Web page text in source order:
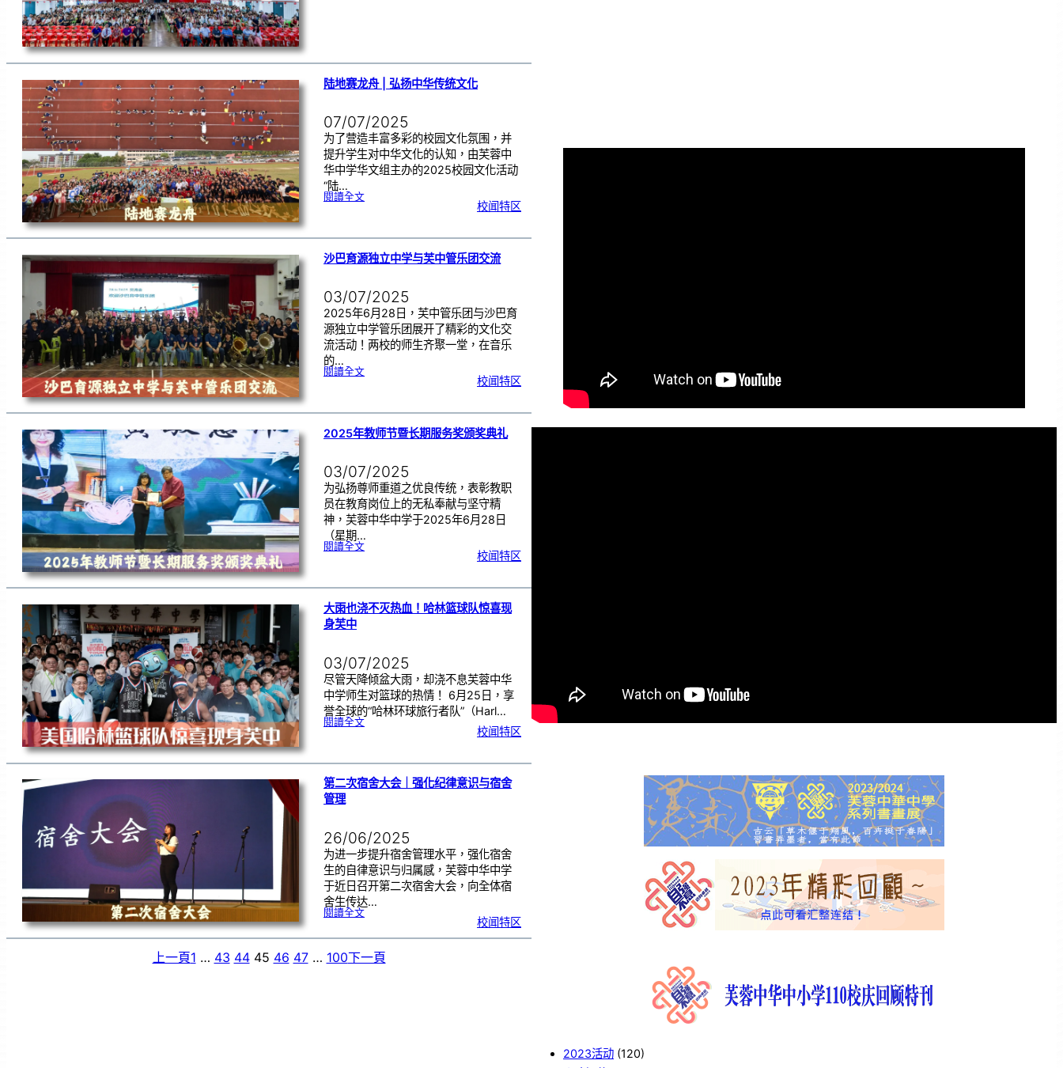
陆地赛龙舟 | 弘扬中华传统文化
07/07/2025
为了营造丰富多彩的校园文化氛围，并
提升学生对中华文化的认知，由芙蓉中
华中学华文组主办的2025校园文化活动
“陆…
閱讀全文:陆
弘
扬
华
传
统
文
校闻特区
沙巴育源独立中学与芙中管乐团交流
03/07/2025
2025年6月28日，芙中管乐团与沙巴育
源独立中学管乐团展开了精彩的文化交
流活动！两校的师生齐聚一堂，在音乐
的…
閱讀全文:沙
中
学
芙
中
管
乐
校闻特区
2025年教师节暨长期服务奖颁奖典礼
03/07/2025
为弘扬尊师重道之优良传统，表彰教职
员在教育岗位上的无私奉献与坚守精
神，芙蓉中华中学于2025年6月28日
（星期…
閱讀全文:2
师
节
长
期
服
务
校闻特区
大雨也浇不灭热血！哈林篮球队惊喜现
身芙中
03/07/2025
尽管天降倾盆大雨，却浇不息芙蓉中华
中学师生对篮球的热情！ 6月25日，享
誉全球的“哈林环球旅行者队”（Harl…
閱讀全文:大
血
哈
林
篮
球
中
校闻特区
第二次宿舍大会｜强化纪律意识与宿舍
管理
26/06/2025
为进一步提升宿舍管理水平，强化宿舍
生的自律意识与归属感，芙蓉中华中学
于近日召开第二次宿舍大会，向全体宿
舍生传达…
閱讀全文:第
舍
｜
强
化
校闻特区
上一頁1 … 43 44 45 46 47 … 100下一頁
2023活动 (120)